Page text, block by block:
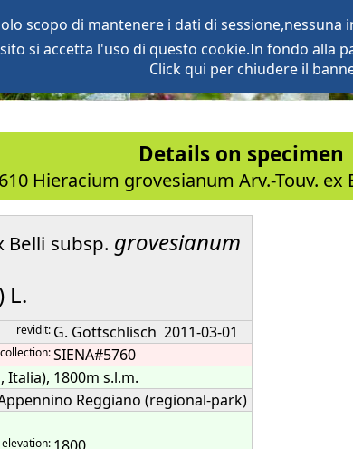
scopo di mantenere i dati di
si accetta l'uso di questo cookie.In fondo alla
Click qui per chiudere il
Details on specimen
Hieracium grovesianum Arv.-Touv.
Belli subsp. grovesianum
L.
revidit: G. Gottschlisch 2011-03-01
collection:SIENA#5760
Italia), 1800m s.l.m.
Reggiano (regional-park)
elevation: